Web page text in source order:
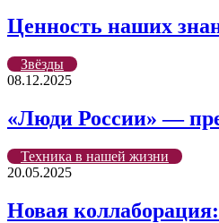
Ценность наших
Звёзды
08.12.2025
«Люди России» —
Техника в нашей жизни
20.05.2025
Новая